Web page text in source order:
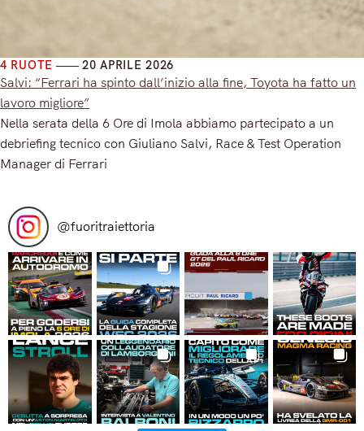
4 RUOTE 20 APRILE 2026
Salvi: “Ferrari ha spinto dall’inizio alla fine, Toyota ha fatto un
lavoro migliore”
Nella serata della 6 Ore di Imola abbiamo partecipato a un
debriefing tecnico con Giuliano Salvi, Race & Test Operation
Manager di Ferrari
@fuoritraiettoria